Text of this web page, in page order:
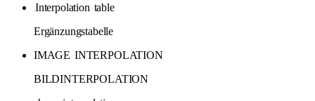
Interpolation table
Ergänzungstabelle
IMAGE INTERPOLATION
BILDINTERPOLATION